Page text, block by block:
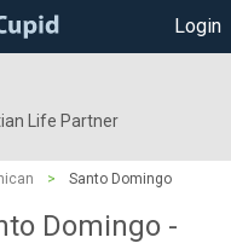
Login
Life Partner
> Santo Domingo
Domingo -